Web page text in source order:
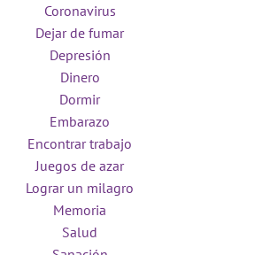
Coronavirus
Dejar de fumar
Depresión
Dinero
Dormir
Embarazo
Encontrar trabajo
Juegos de azar
Lograr un milagro
Memoria
Salud